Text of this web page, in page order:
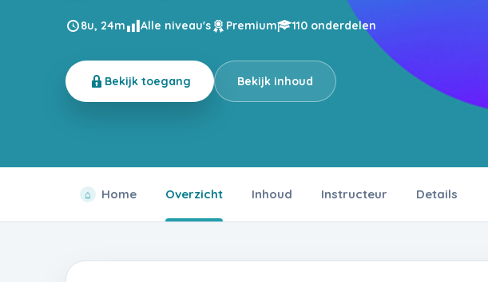
8u, 24m Alle niveau's Premium 110 onderdelen
Bekijk toegang Bekijk inhoud
Home Overzicht Inhoud Instructeur Details